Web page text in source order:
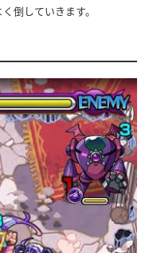
倒していきます。